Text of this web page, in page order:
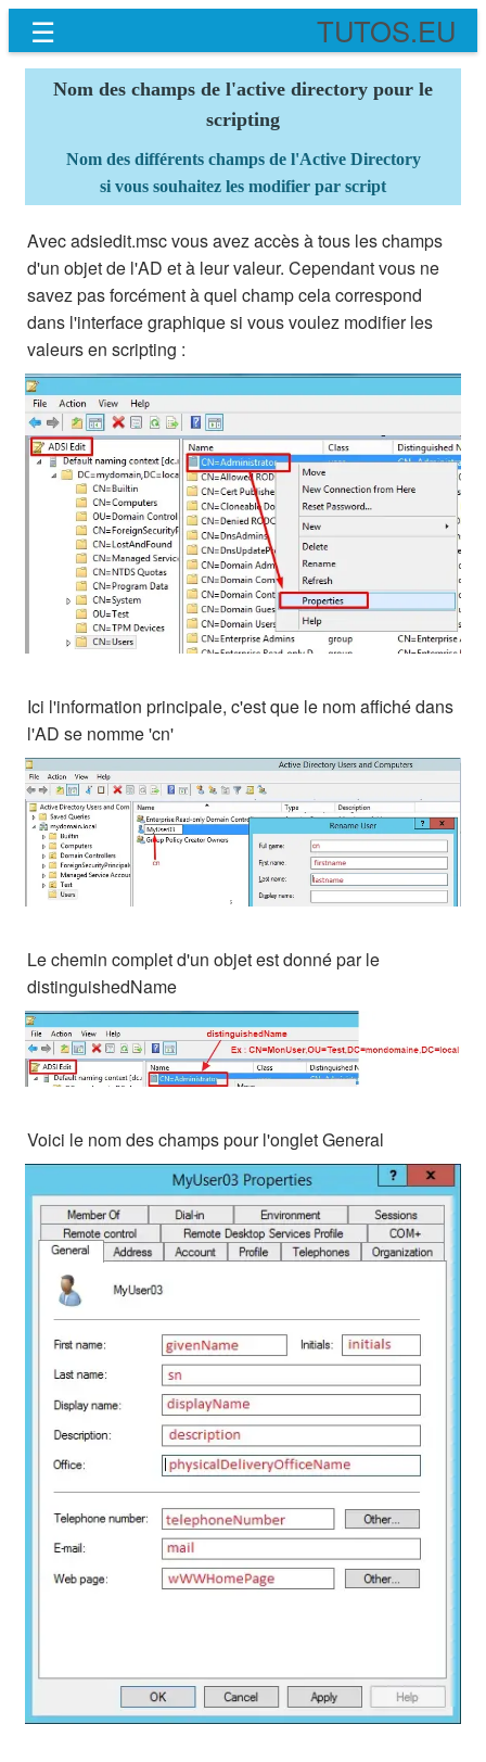
☰ TUTOS.EU
Nom des champs de l'active directory pour le
scripting
Nom des différents champs de l'Active Directory
si vous souhaitez les modifier par script
Avec adsiedit.msc vous avez accès à tous les champs
d'un objet de l'AD et à leur valeur. Cependant vous ne
savez pas forcément à quel champ cela correspond
dans l'interface graphique si vous voulez modifier les
valeurs en scripting :
Ici l'information principale, c'est que le nom affiché dans
l'AD se nomme 'cn'
Le chemin complet d'un objet est donné par le
distinguishedName
Voici le nom des champs pour l'onglet General